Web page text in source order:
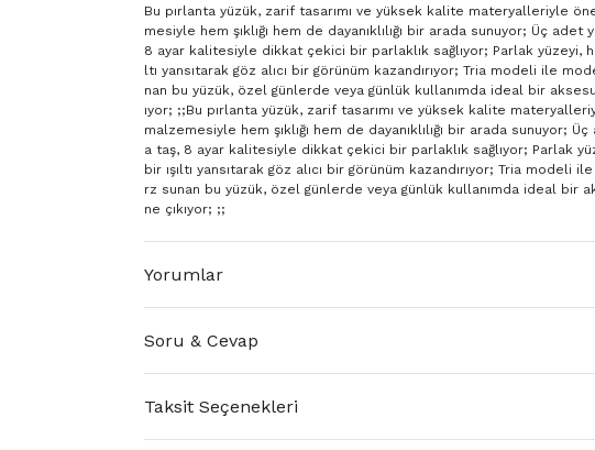
Bu pırlanta yüzük, zarif tasarımı ve yüksek kalite materyalleriyle
mesiyle hem şıklığı hem de dayanıklılığı bir arada sunuyor; Üç
8 ayar kalitesiyle dikkat çekici bir parlaklık sağlıyor; Parlak yüzeyi,
ltı yansıtarak göz alıcı bir görünüm kazandırıyor; Tria modeli ile
nan bu yüzük, özel günlerde veya günlük kullanımda ideal bir
ıyor; ;;Bu pırlanta yüzük, zarif tasarımı ve yüksek kalite
malzemesiyle hem şıklığı hem de dayanıklılığı bir arada sunuyor;
a taş, 8 ayar kalitesiyle dikkat çekici bir parlaklık sağlıyor; Parlak
bir ışıltı yansıtarak göz alıcı bir görünüm kazandırıyor; Tria
rz sunan bu yüzük, özel günlerde veya günlük kullanımda ideal bir
ne çıkıyor; ;;
Yorumlar
Soru & Cevap
Taksit Seçenekleri